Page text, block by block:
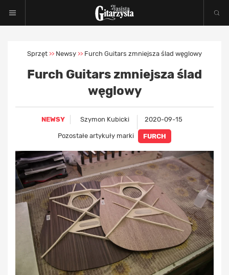
Sprzęt >> Newsy >> Furch Guitars zmniejsza ślad węglowy
Furch Guitars zmniejsza ślad
węglowy
NEWSY Szymon Kubicki 2020-09-15
Pozostałe artykuły marki FURCH